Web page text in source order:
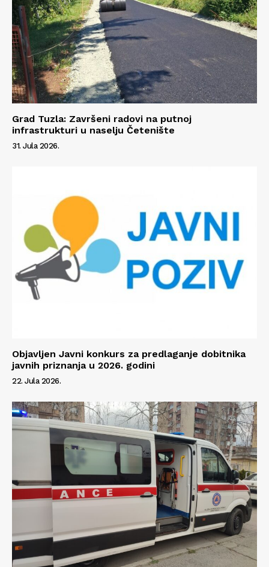
Kontakt
Impressum
Grad Tuzla: Završeni radovi na putnoj
infrastrukturi u naselju Četenište
31. Jula 2026.
Objavljen Javni konkurs za predlaganje dobitnika
javnih priznanja u 2026. godini
22. Jula 2026.